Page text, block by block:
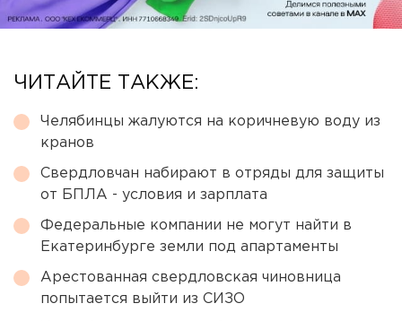
ЧИТАЙТЕ ТАКЖЕ:
Челябинцы жалуются на коричневую воду из
кранов
Свердловчан набирают в отряды для защиты
от БПЛА - условия и зарплата
Федеральные компании не могут найти в
Екатеринбурге земли под апартаменты
Арестованная свердловская чиновница
попытается выйти из СИЗО